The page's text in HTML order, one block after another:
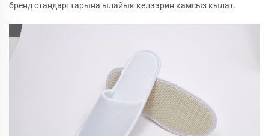
бренд стандарттарына ылайык келээрин камсыз кылат.